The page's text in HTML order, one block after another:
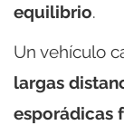
equilibrio.
Un vehículo
largas
esporádicas